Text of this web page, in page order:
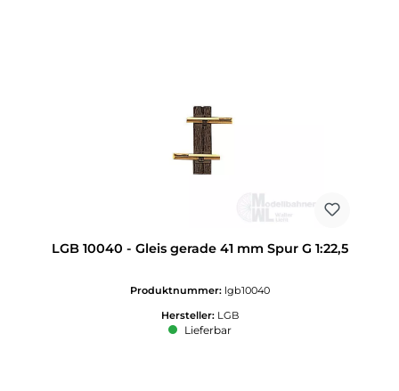
LGB 10040 - Gleis gerade 41 mm Spur G 1:22,5
Produktnummer: lgb10040
Hersteller: LGB
Lieferbar